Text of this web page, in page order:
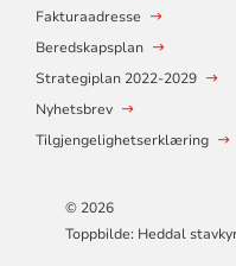
Fakturaadresse
Beredskapsplan
Strategiplan 2022-2029
Nyhetsbrev
Tilgjengelighetserklæring
© 2026
Toppbilde: Heddal